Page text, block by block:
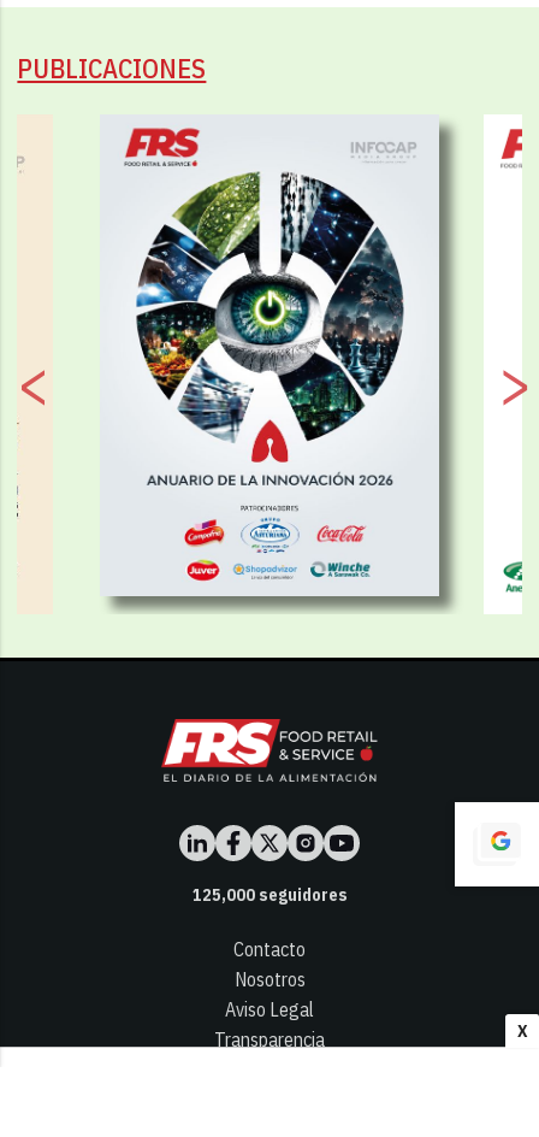
X
PUBLICACIONES
125,000seguidores
Contacto
Nosotros
Aviso Legal
Transparencia